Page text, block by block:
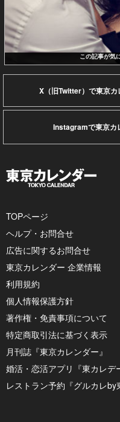
この記事が気
X（旧Twitter）で東京カ
Instagramで東京カ
TOPページ
ヘルプ・お問合せ
広告に関するお問合せ
東京カレンダー 企業情報
利用規約
個人情報保護方針
著作権・免責事項について
特定商取引法に基づく表示
月刊誌『東京カレンダー』
婚活・恋活アプリ『東カレデ
レストラン予約『グルカレby